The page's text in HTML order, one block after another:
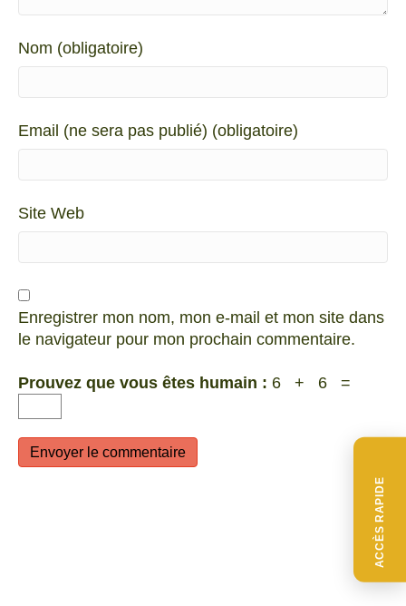
ACCÈS RAPIDE
Nom (obligatoire)
Email (ne sera pas publié) (obligatoire)
Site Web
Enregistrer mon nom, mon e-mail et mon site dans
le navigateur pour mon prochain commentaire.
Prouvez que vous êtes humain : 6 + 6 =